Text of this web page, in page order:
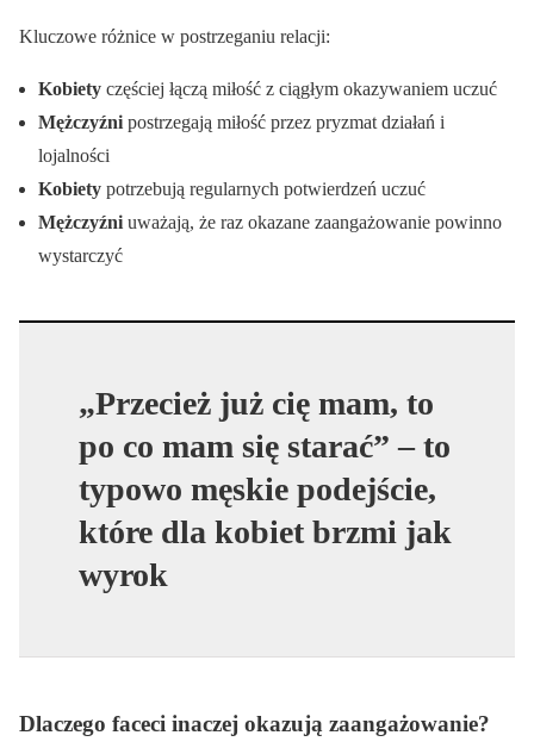
Kluczowe różnice w postrzeganiu relacji:
Kobiety częściej łączą miłość z ciągłym okazywaniem uczuć
Mężczyźni postrzegają miłość przez pryzmat działań i
lojalności
Kobiety potrzebują regularnych potwierdzeń uczuć
Mężczyźni uważają, że raz okazane zaangażowanie powinno
wystarczyć
„Przecież już cię mam, to
po co mam się starać” – to
typowo męskie podejście,
które dla kobiet brzmi jak
wyrok
Dlaczego faceci inaczej okazują zaangażowanie?